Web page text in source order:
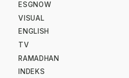
ESGNOW
VISUAL
ENGLISH
TV
RAMADHAN
INDEKS